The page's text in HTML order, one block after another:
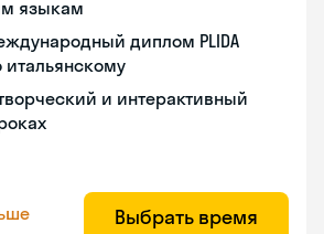
языкам
диплом PLIDA
итальянскому
и интерактивный
Выбрать время